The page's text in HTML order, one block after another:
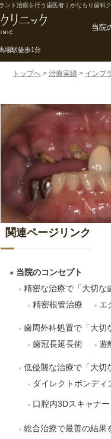
ント治療を行う歯医者｜かなもり歯科
場駅徒歩1分
当院
トップへ > 治療実績 > インプ
関連ページリンク
当院のコンセプト
精密な治療で「大切な
精密根管治療
エ
歯周外科処置で「大切
歯冠長延長術
遊
低侵襲な治療で「大切
ダイレクトボンディ
口腔内3Dスキャナー
総合治療で最善の結果